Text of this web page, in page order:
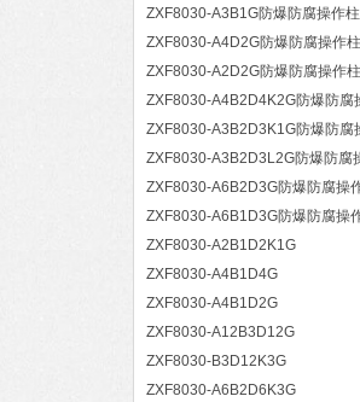
ZXF8030-A3B1G防爆防腐操作柱
ZXF8030-A4D2G防爆防腐操作柱
ZXF8030-A2D2G防爆防腐操作柱
ZXF8030-A4B2D4K2G防爆防腐
ZXF8030-A3B2D3K1G防爆防腐
ZXF8030-A3B2D3L2G防爆防腐
ZXF8030-A6B2D3G防爆防腐操
ZXF8030-A6B1D3G防爆防腐操
ZXF8030-A2B1D2K1G
ZXF8030-A4B1D4G
ZXF8030-A4B1D2G
ZXF8030-A12B3D12G
ZXF8030-B3D12K3G
ZXF8030-A6B2D6K3G